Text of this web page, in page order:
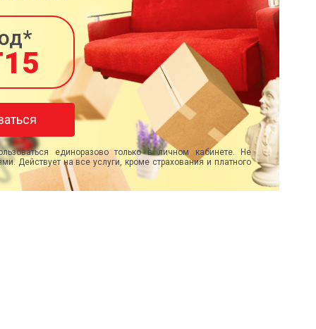
единоразово только в личном кабинете. Не
Действует на все услуги, кроме страхования и платного